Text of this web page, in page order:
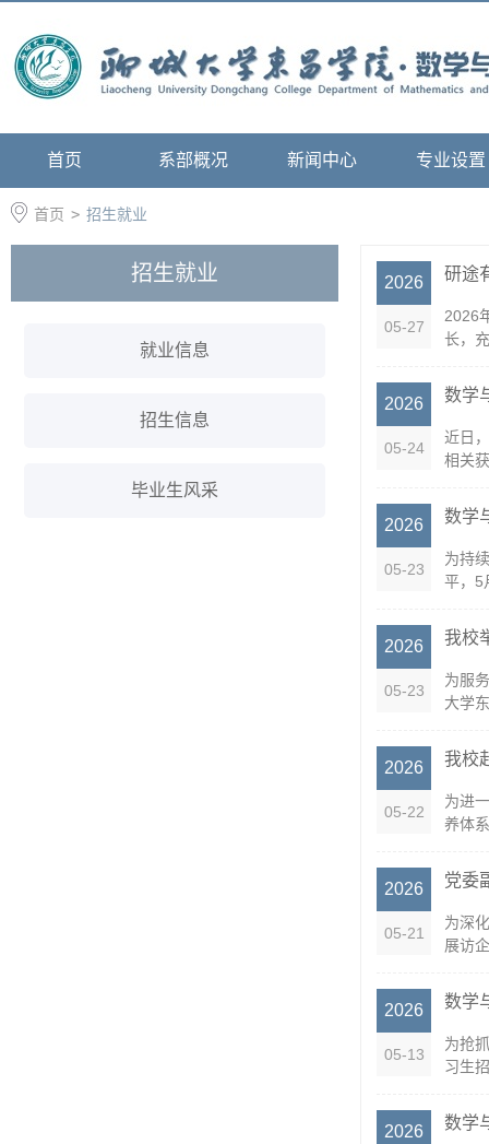
首页 系部概况 新闻中心 专业设置
首页 > 招生就业
招生就业
就业信息
招生信息
毕业生风采
2026
05-27
研途
2026
长，
2026
05-24
数学
近日
相关
2026
05-23
数学
为持
平，5
2026
05-23
我校
为服
大学
2026
05-22
我校
为进
养体
2026
05-21
党委
为深
展访
2026
05-13
数学
为抢
习生
2026 数学